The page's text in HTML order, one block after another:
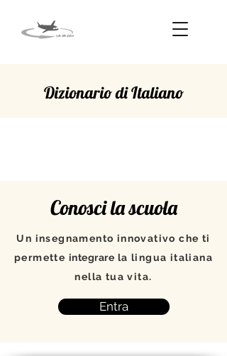
Dizionario di Italiano
Conosci la scuola
Un insegnamento innovativo che ti
permette integrare la lingua italiana
nella tua vita.
Entra